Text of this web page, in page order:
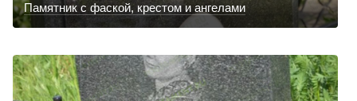
Памятник с фаской, крестом и ангелами